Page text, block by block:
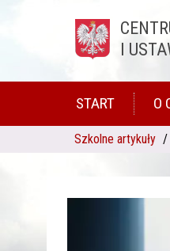
Przejdź do treści
I
START O
Szkolne artykuły